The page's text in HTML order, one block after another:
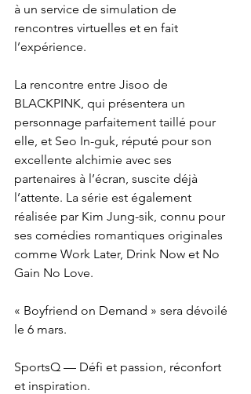
à un service de simulation de
rencontres virtuelles et en fait
l’expérience.
La rencontre entre Jisoo de
BLACKPINK, qui présentera un
personnage parfaitement taillé pour
elle, et Seo In-guk, réputé pour son
excellente alchimie avec ses
partenaires à l’écran, suscite déjà
l’attente. La série est également
réalisée par Kim Jung-sik, connu pour
ses comédies romantiques originales
comme Work Later, Drink Now et No
Gain No Love.
« Boyfriend on Demand » sera dévoilé
le 6 mars.
SportsQ — Défi et passion, réconfort
et inspiration.